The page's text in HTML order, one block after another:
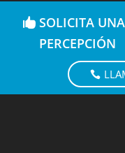
SOLICITA
PERCEPCIÓN